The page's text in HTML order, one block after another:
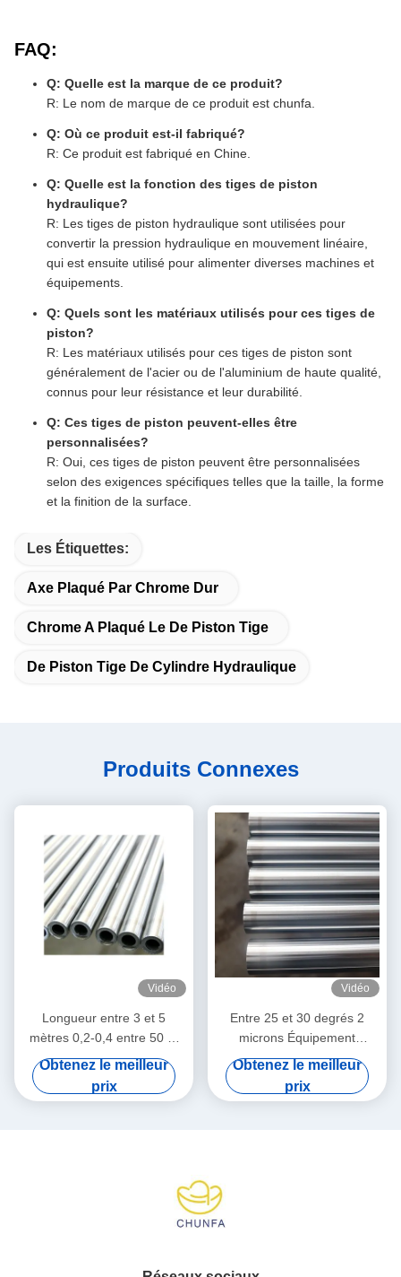
FAQ:
Q: Quelle est la marque de ce produit?
R: Le nom de marque de ce produit est chunfa.
Q: Où ce produit est-il fabriqué?
R: Ce produit est fabriqué en Chine.
Q: Quelle est la fonction des tiges de piston
hydraulique?
R: Les tiges de piston hydraulique sont utilisées pour
convertir la pression hydraulique en mouvement linéaire,
qui est ensuite utilisé pour alimenter diverses machines et
équipements.
Q: Quels sont les matériaux utilisés pour ces tiges de
piston?
R: Les matériaux utilisés pour ces tiges de piston sont
généralement de l'acier ou de l'aluminium de haute qualité,
connus pour leur résistance et leur durabilité.
Q: Ces tiges de piston peuvent-elles être
personnalisées?
R: Oui, ces tiges de piston peuvent être personnalisées
selon des exigences spécifiques telles que la taille, la forme
et la finition de la surface.
Les Étiquettes:
Axe Plaqué Par Chrome Dur
Chrome A Plaqué Le De Piston Tige
De Piston Tige De Cylindre Hydraulique
Produits Connexes
Vidéo
Longueur entre 3 et 5
mètres 0,2-0,4 entre 50 et
55 degrés
Obtenez le meilleur
prix
Vidéo
Entre 25 et 30 degrés 2
microns Équipement
chimique et énergétique
Obtenez le meilleur
prix